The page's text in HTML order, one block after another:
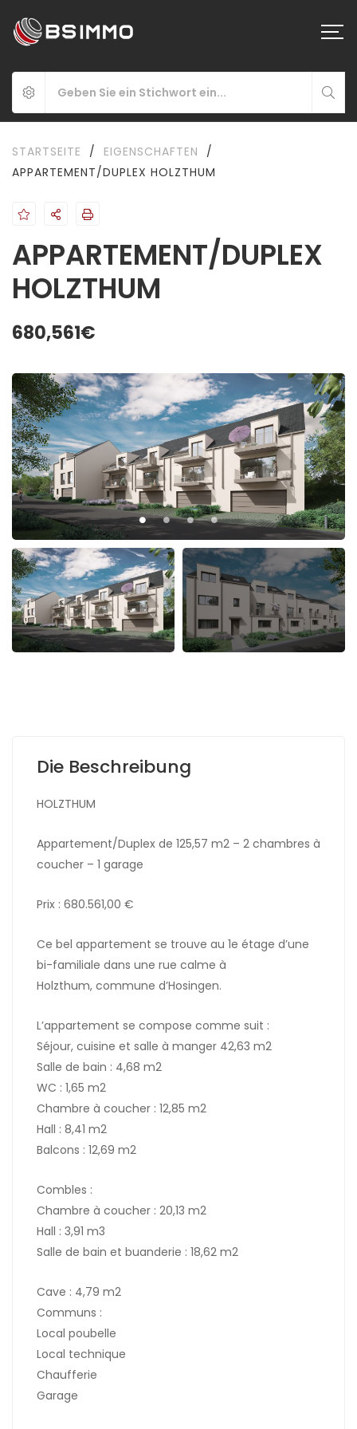
STARTSEITE / EIGENSCHAFTEN
/
APPARTEMENT/DUPLEX HOLZTHUM
APPARTEMENT/DUPLEX
HOLZTHUM
680,561€
Die Beschreibung
HOLZTHUM
Appartement/Duplex de 125,57 m2 – 2 chambres à
coucher – 1 garage
Prix : 680.561,00 €
Ce bel appartement se trouve au 1e étage d’une
bi-familiale dans une rue calme à
Holzthum, commune d’Hosingen.
L’appartement se compose comme suit :
Séjour, cuisine et salle à manger 42,63 m2
Salle de bain : 4,68 m2
WC : 1,65 m2
Chambre à coucher : 12,85 m2
Hall : 8,41 m2
Balcons : 12,69 m2
Combles :
Chambre à coucher : 20,13 m2
Hall : 3,91 m3
Salle de bain et buanderie : 18,62 m2
Cave : 4,79 m2
Communs :
Local poubelle
Local technique
Chaufferie
Garage